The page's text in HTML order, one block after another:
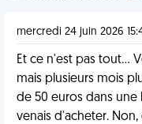
mercredi 24 juin 2026
Et ce n'est pas tout...
mais plusieurs mois
de 50 euros dans
venais d'acheter.